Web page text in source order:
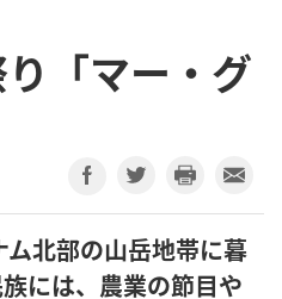
「マー・グ
北部の山岳地帯に暮
には、農業の節目や